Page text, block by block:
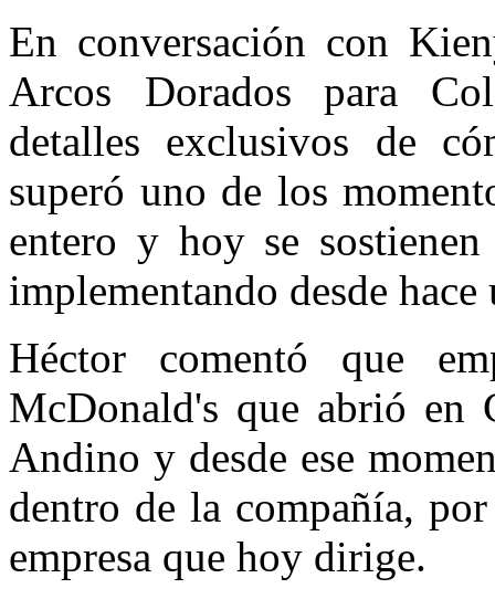
En conversación con
Arcos Dorados para
detalles exclusivos de
superó uno de los
entero y hoy se
implementando desde hace
Héctor comentó que
McDonald's que abrió en
Andino y desde ese
dentro de la compañía,
empresa que hoy dirige.